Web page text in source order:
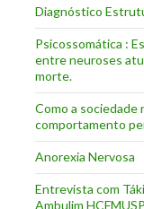
Diagnóstico
Psicossomática :
entre neuroses
morte.
Como a sociedade
comportamento
Anorexia Nervosa
Entrevista com
Ambulim HCFMUSP